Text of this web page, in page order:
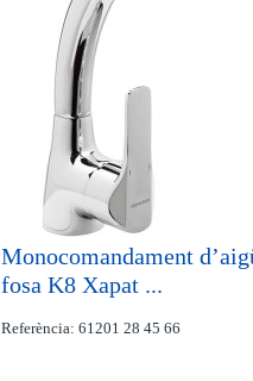
Monocomandament
fosa K8 Xapat ...
Referència: 61201 28 45 66